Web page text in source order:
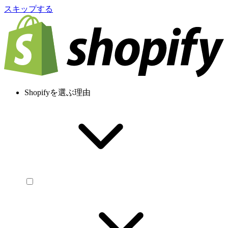
スキップする
Shopifyを選ぶ理由